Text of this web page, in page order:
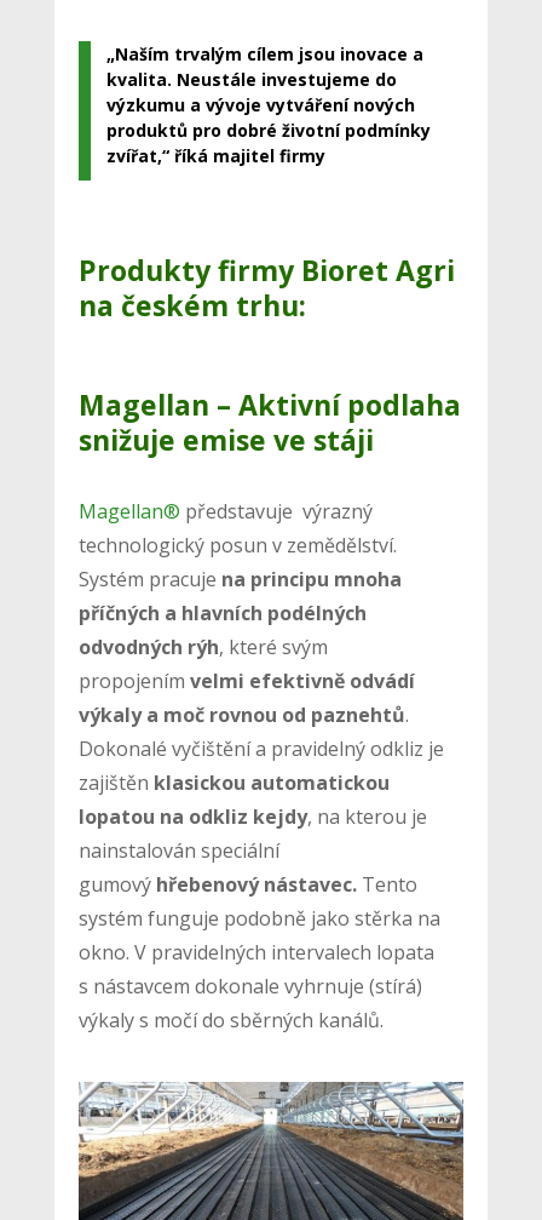
„Naším trvalým cílem jsou inovace a
kvalita. Neustále investujeme do
výzkumu a vývoje vytváření nových
produktů pro dobré životní podmínky
zvířat,“ říká majitel firmy
Produkty firmy Bioret Agri
na českém trhu:
Magellan – Aktivní podlaha
snižuje emise ve stáji
Magellan® představuje výrazný
technologický posun v zemědělství.
Systém pracuje na principu mnoha
příčných a hlavních podélných
odvodných rýh, které svým
propojením velmi efektivně odvádí
výkaly a moč rovnou od paznehtů.
Dokonalé vyčištění a pravidelný odkliz je
zajištěn klasickou automatickou
lopatou na odkliz kejdy, na kterou je
nainstalován speciální
gumový hřebenový nástavec.Tento
systém funguje podobně jako stěrka na
okno. V pravidelných intervalech lopata
s nástavcem dokonale vyhrnuje (stírá)
výkaly s močí do sběrných kanálů.